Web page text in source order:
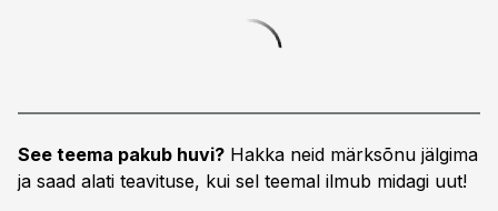
See teema pakub huvi? Hakka neid märksõnu jälgima
ja saad alati teavituse, kui sel teemal ilmub midagi uut!